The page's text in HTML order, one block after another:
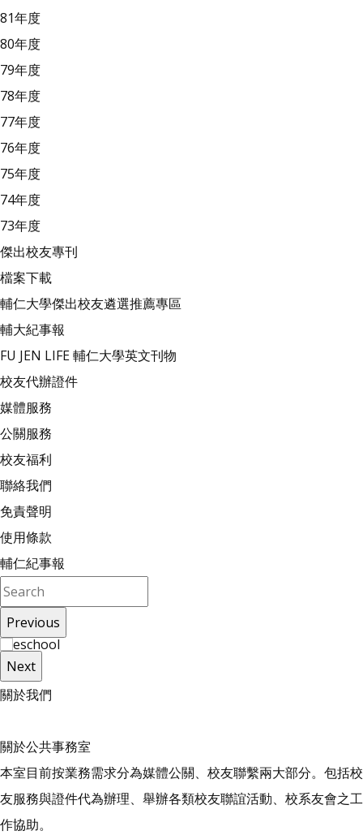
81年度
80年度
79年度
78年度
77年度
76年度
75年度
74年度
73年度
傑出校友專刊
檔案下載
輔仁大學傑出校友遴選推薦專區
輔大紀事報
FU JEN LIFE 輔仁大學英文刊物
校友代辦證件
媒體服務
公關服務
校友福利
聯絡我們
免責聲明
使用條款
輔仁紀事報
Previous
Next
關於我們
關於公共事務室
本室目前按業務需求分為媒體公關、校友聯繫兩大部分。包括校
友服務與證件代為辦理、舉辦各類校友聯誼活動、校系友會之工
作協助。